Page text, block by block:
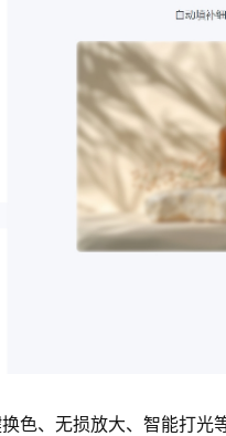
色、无损放大、智能打光